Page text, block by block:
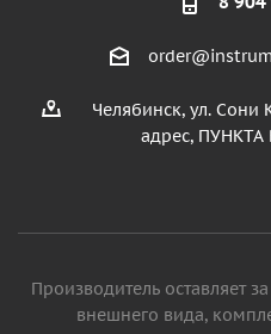
Челябинск, ул.
адрес,
Производитель оставляет
внешнего вида,